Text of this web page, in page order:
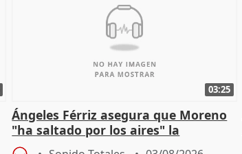
03:25
Ángeles Férriz asegura que Moreno
"ha saltado por los aires" la
negociación tras acuerdo con SMA